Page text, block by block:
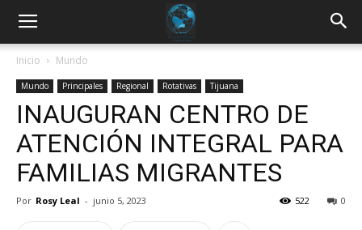
Inicio Mundo
Mundo Principales Regional Rotativas Tijuana
INAUGURAN CENTRO DE
ATENCIÓN INTEGRAL PARA
FAMILIAS MIGRANTES
Por Rosy Leal - junio 5, 2023 0
522